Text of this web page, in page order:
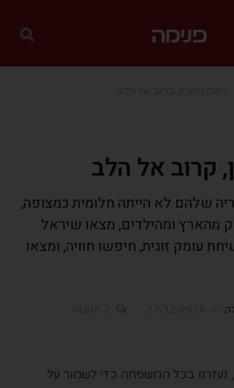
קרוב אל הלב
שלהם לא הייתה חלומית כמצופה,
מהארץ ומהילדים, מצאו שיראל
עומק זוגית, חיפשו חוויה, ומצאו
נעזרנו בכל המשפחה כדי לשמור על